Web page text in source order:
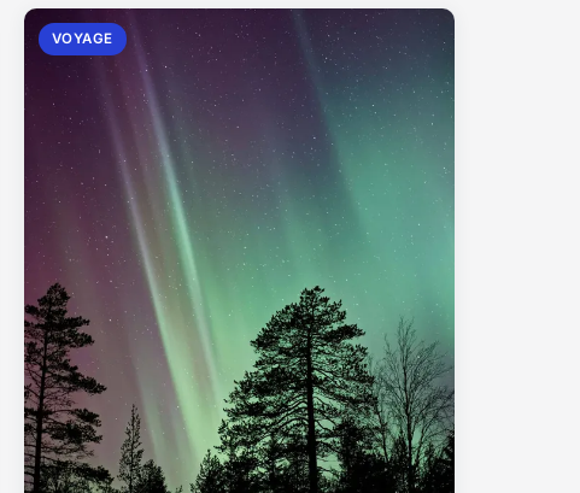
VOYAGE